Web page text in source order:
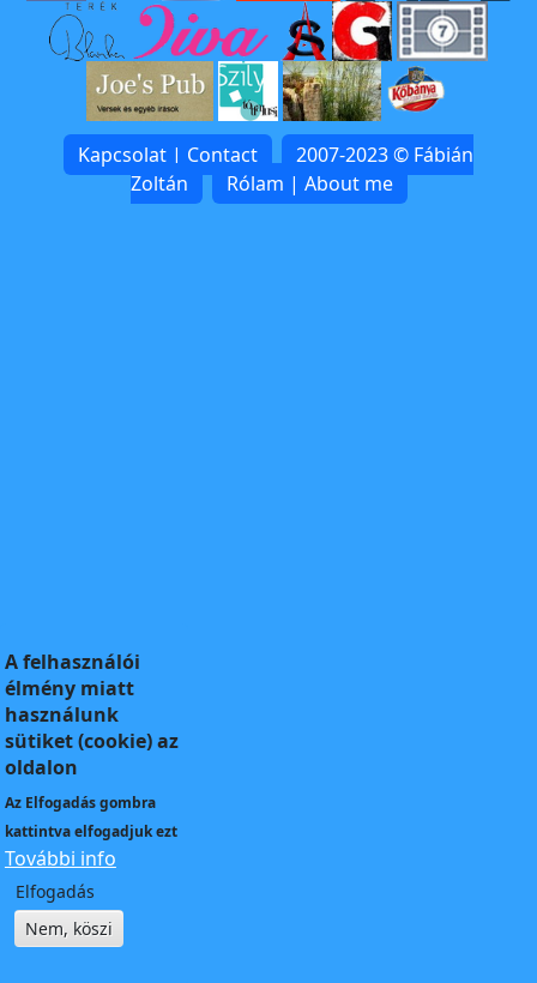
Kapcsolat | Contact
2007-2023 © Fábián
Zoltán
Rólam | About me
A felhasználói
élmény miatt
használunk
sütiket (cookie) az
oldalon
Az Elfogadásgombra
kattintva elfogadjuk ezt
További info
Elfogadás
Nem, köszi